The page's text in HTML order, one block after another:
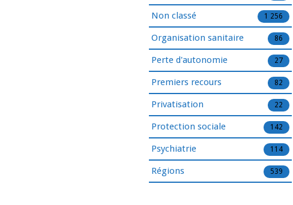
Non classé 1 256
Organisation sanitaire 86
Perte d'autonomie 27
Premiers recours 82
Privatisation 22
Protection sociale 142
Psychiatrie 114
Régions 539